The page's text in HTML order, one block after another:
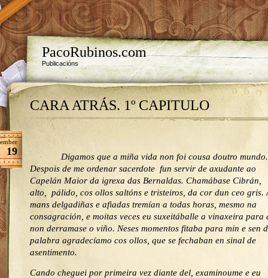
PacoRubinos.com
Publicacións
CARA ATRÁS. 1º CAPITULO
19
Digamos que a miña vida non foi cousa doutro
Despois de me ordenar sacerdote fun servir de axudante ao
Capelán Maior da igrexa das Bernaldas. Chamábase Cibrán,
alto, pálido, cos ollos saltóns e tristeiros, da cor dun ceo gris.
mans delgadiñas e afiadas tremían a todas horas, mesmo na
consagración, e moitas veces eu suxeitáballe a vinaxeira para
non derramase o viño. Neses momentos fitaba para min e sen
palabra agradecíamo cos ollos, que se fechaban en sinal de
asentimento.
Cando cheguei por primeira vez diante del, examinoume e eu